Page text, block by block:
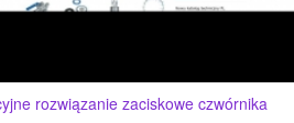
rozwiązanie zaciskowe czwórnika